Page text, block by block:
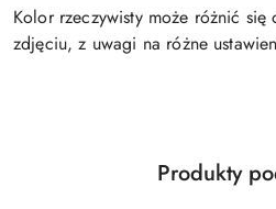
Kolor rzeczywisty może różnić
zdjęciu, z uwagi na różne
Pomiń karuzelę produktów
Produkty
Produkty